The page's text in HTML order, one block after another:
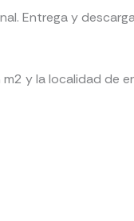
Entrega y
y la localidad de